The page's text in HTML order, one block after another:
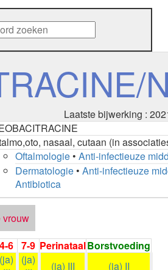
ALFA
IX
Laatste bijwerking :
nasaal, cutaan (in
Oftalmologie •Anti-infectieuze
Dermatologie •Anti-infectieuze
Antibiotica
vrouw
4-6 7-9 PerinataalBorstvoeding
(ja)
(ja)
(ja) III (ja) II